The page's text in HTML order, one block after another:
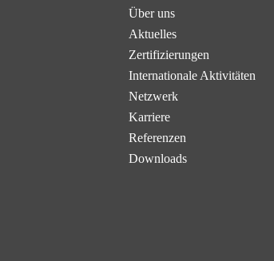
Über uns
Aktuelles
Zertifizierungen
Internationale Aktivitäten
Netzwerk
Karriere
Referenzen
Downloads